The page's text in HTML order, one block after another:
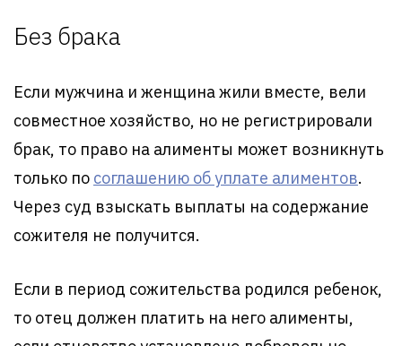
Без брака
Если мужчина и женщина жили вместе, вели
совместное хозяйство, но не регистрировали
брак, то право на алименты может возникнуть
только по соглашению об уплате алиментов.
Через суд взыскать выплаты на содержание
сожителя не получится.
Если в период сожительства родился ребенок,
то отец должен платить на него алименты,